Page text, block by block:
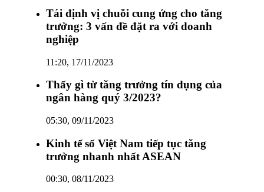
Tái định vị chuỗi cung ứng cho tăng
trưởng: 3 vấn đề đặt ra với doanh
nghiệp
11:20, 17/11/2023
Thấy gì từ tăng trưởng tín dụng của
ngân hàng quý 3/2023?
05:30, 09/11/2023
Kinh tế số Việt Nam tiếp tục tăng
trưởng nhanh nhất ASEAN
00:30, 08/11/2023